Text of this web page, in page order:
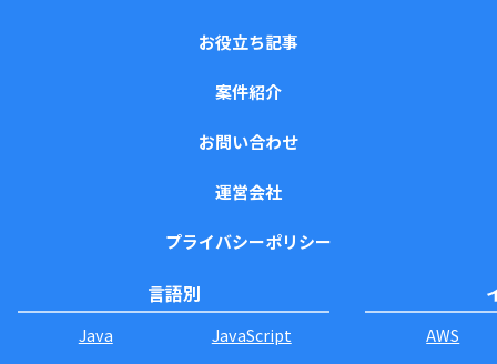
お役立ち記事
案件紹介
お問い合わせ
運営会社
プライバシーポリシー
言語別
Java
JavaScript
AWS